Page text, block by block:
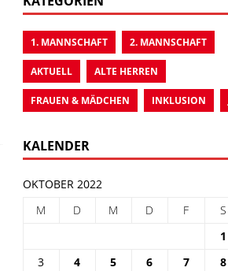
1. MANNSCHAFT 2. MANNSCHAFT
AKTUELL ALTE HERREN
FRAUEN & MÄDCHEN INKLUSION
KALENDER
OKTOBER 2022
M
D M D F S
1
3
4 5 6 7 8